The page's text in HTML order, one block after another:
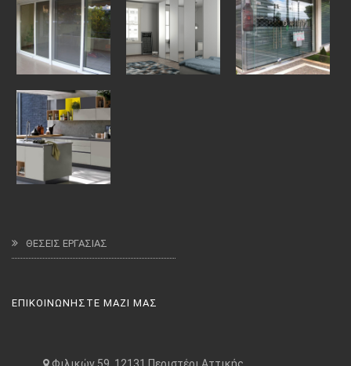
ΘΕΣΕΙΣ ΕΡΓΑΣΙΑΣ
ΕΠΙΚΟΙΝΩΝΗΣΤΕ ΜΑΖΙ ΜΑΣ
Φιλικών 59, 12131 Περιστέρι Αττικής